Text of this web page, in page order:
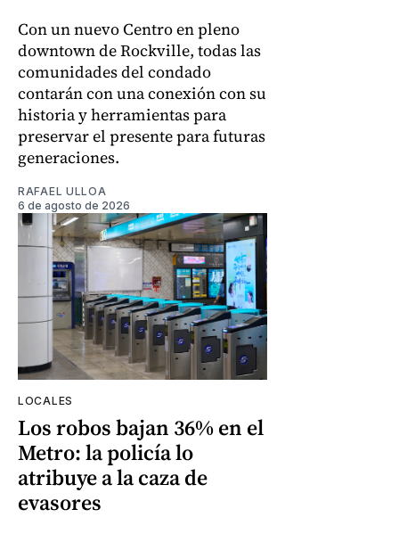
Con un nuevo Centro en pleno
downtown de Rockville, todas las
comunidades del condado
contarán con una conexión con su
historia y herramientas para
preservar el presente para futuras
generaciones.
RAFAEL ULLOA
6 de agosto de 2026
LOCALES
Los robos bajan 36% en el
Metro: la policía lo
atribuye a la caza de
evasores